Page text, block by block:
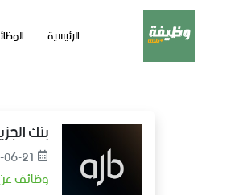
الرئيسية
بنك
21
وظائف